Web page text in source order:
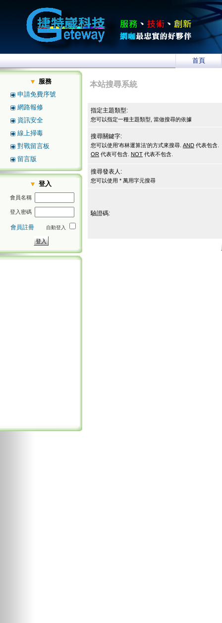
首頁
服務
申請免費序號
網路報修
資訊安全
線上掃毒
對戰留言板
留言版
登入
會員名稱
登入密碼
會員註冊 自動登入
本站搜尋系統
指定主題類型:
您可以指定一種主題類型, 當做搜尋的依據
搜尋關鍵字:
您可以使用'布林運算法'的方式來搜尋. AND 代表包含.
OR 代表可包含. NOT 代表不包含.
搜尋發表人:
您可以使用 * 萬用字元搜尋
驗證碼: